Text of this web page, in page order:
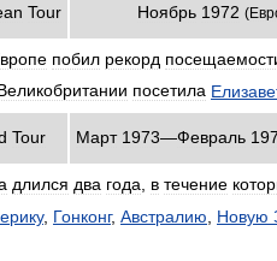
Tour Ноябрь 1972 (
побил рекорд
посетила
Tour Март 1973—Февраль
длился два года в течение
, Гонконг, Австралию Новую